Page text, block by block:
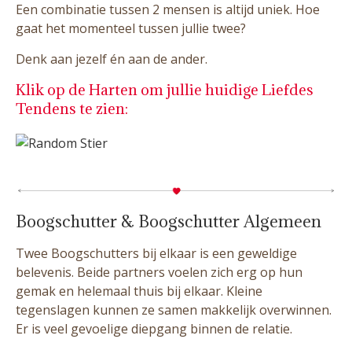
Een combinatie tussen 2 mensen is altijd uniek. Hoe
gaat het momenteel tussen jullie twee?
Denk aan jezelf én aan de ander.
Klik op de Harten om jullie huidige Liefdes
Tendens te zien:
Boogschutter & Boogschutter Algemeen
Twee Boogschutters bij elkaar is een geweldige
belevenis. Beide partners voelen zich erg op hun
gemak en helemaal thuis bij elkaar. Kleine
tegenslagen kunnen ze samen makkelijk overwinnen.
Er is veel gevoelige diepgang binnen de relatie.